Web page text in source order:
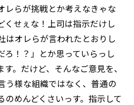
レらが挑戦とか考えなきゃな
くせぇな！上司は指示だけし
はオレらが言われたとおりし
ろ！？」とか思っていらっし
。だけど、そんなご意見を、
う様な組織ではなく、普通の
のめんどくさいっす。指示して